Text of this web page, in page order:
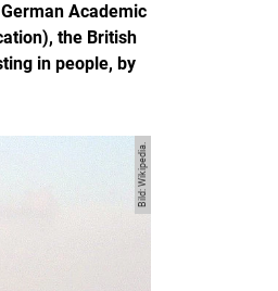
Academic
the British
in people, by
Bild: Wikipedia.